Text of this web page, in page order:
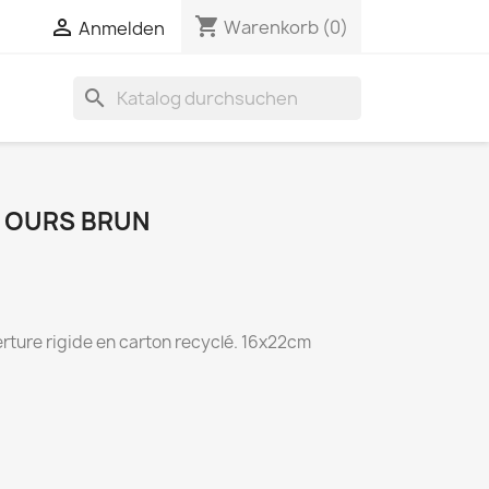
 Anmelden shopping_cart Warenkorb (0)
search
BRUN
rigide en carton recyclé. 16x22cm